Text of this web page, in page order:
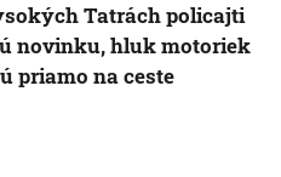
Tatrách policajti
novinku, hluk motoriek
priamo na ceste